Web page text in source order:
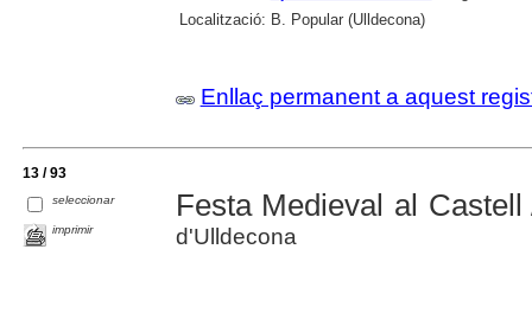
Localització: B. Popular (Ulldecona)
Enllaç permanent a aquest
13 / 93
seleccionar
imprimir
Festa Medieval al Castell
d'Ulldecona